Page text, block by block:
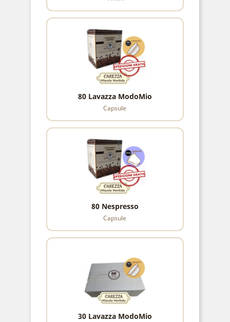
80 Lavazza ModoMio
Capsule
80 Nespresso
Capsule
30 Lavazza ModoMio